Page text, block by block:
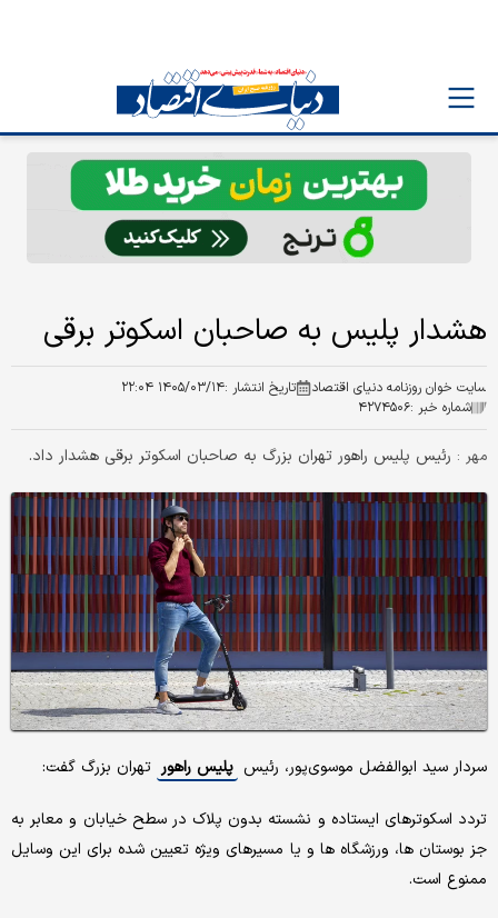
هشدار پلیس به صاحبان اسکوتر برقی
سایت خوان روزنامه دنیای اقتصاد تاریخ انتشار :۱۴۰۵/۰۳/۱۴ ۲۲:۰۴
شماره خبر :۴۲۷۴۵۰۶
مهر : رئیس پلیس راهور تهران بزرگ به صاحبان اسکوتر برقی هشدار داد.
سردار سید ابوالفضل موسوی‌پور، رئیس پلیس راهور تهران بزرگ گفت:
تردد اسکوترهای ایستاده و نشسته بدون پلاک در سطح خیابان و معابر به
جز بوستان ها، ورزشگاه ها و یا مسیرهای ویژه تعیین شده برای این وسایل
ممنوع است.